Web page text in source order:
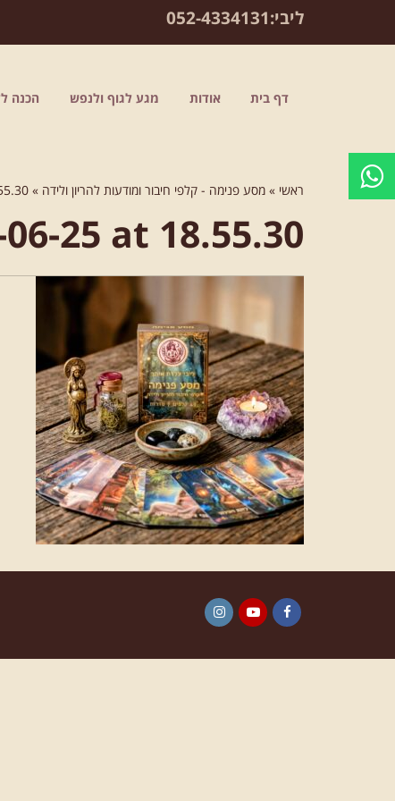
ליבי:052-4334131
דף בית אודות מגע לגוף ולנפש הכנה
ראשי » מסע פנימה - קלפי חיבור ומודעות להריון ולידה »
25 at 18.55.30